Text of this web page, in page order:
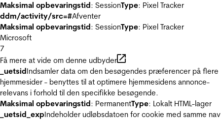
Maksimal opbevaringstid: SessionType: Pixel Tracker
ddm/activity/src=#Afventer
Maksimal opbevaringstid: SessionType: Pixel Tracker
Microsoft
7
Få mere at vide om denne udbyder
_uetsidIndsamler data om den besøgendes præferencer på flere
hjemmesider - benyttes til at optimere hjemmesidens annonce-
relevans i forhold til den specifikke besøgende.
Maksimal opbevaringstid: PermanentType: Lokalt HTML-lager
_uetsid_expIndeholder udløbsdatoen for cookie med samme